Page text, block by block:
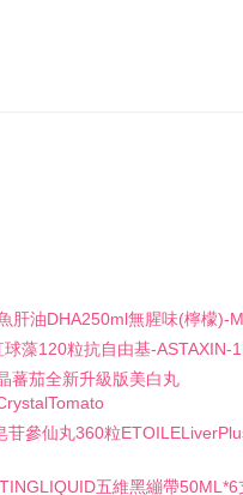
肝油DHA250ml無腥味(檸檬)-
藻120粒抗自由基-ASTAXIN-1
蕃茄全新升級版美白丸
苷參仙丸360粒
五維黑繃帶